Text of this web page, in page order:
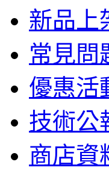
新品上
常見問
優惠活
技術公
商店資